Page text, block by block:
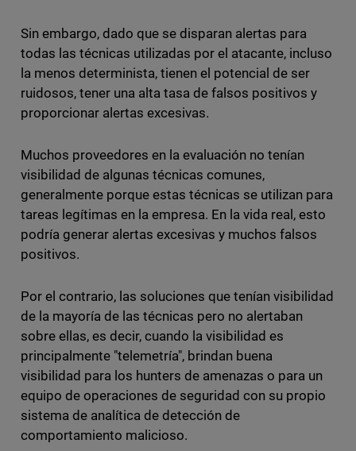
Sin embargo, dado que se disparan alertas para
todas las técnicas utilizadas por el atacante, incluso
la menos determinista, tienen el potencial de ser
ruidosos, tener una alta tasa de falsos positivos y
proporcionar alertas excesivas.
Muchos proveedores en la evaluación no tenían
visibilidad de algunas técnicas comunes,
generalmente porque estas técnicas se utilizan para
tareas legítimas en la empresa. En la vida real, esto
podría generar alertas excesivas y muchos falsos
positivos.
Por el contrario, las soluciones que tenían visibilidad
de la mayoría de las técnicas pero no alertaban
sobre ellas, es decir, cuando la visibilidad es
principalmente "telemetría", brindan buena
visibilidad para los hunters de amenazas o para un
equipo de operaciones de seguridad con su propio
sistema de analítica de detección de
comportamiento malicioso.